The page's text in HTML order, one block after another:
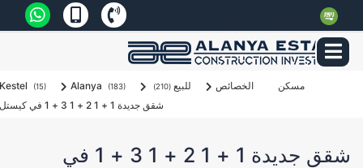
مسكن الخصائص للبيع (210)
Alanya (183)
Kestel (15)
شقق جديدة 1 + 1 2 + 1 3 + 1 في كيستل
شقق جديدة 1 + 1 2 + 1 3 + 1 في